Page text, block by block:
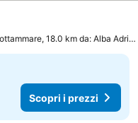
Grottammare, 18.0 km da: Alba Adriatica
Scopri i prezzi